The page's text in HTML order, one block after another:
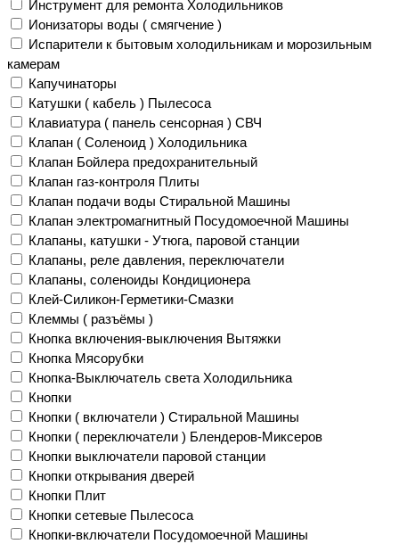
Инструмент для ремонта Холодильников
Ионизаторы воды ( смягчение )
Испарители к бытовым холодильникам и морозильным
камерам
Капучинаторы
Катушки ( кабель ) Пылесоса
Клавиатура ( панель сенсорная ) СВЧ
Клапан ( Соленоид ) Холодильника
Клапан Бойлера предохранительный
Клапан газ-контроля Плиты
Клапан подачи воды Стиральной Машины
Клапан электромагнитный Посудомоечной Машины
Клапаны, катушки - Утюга, паровой станции
Клапаны, реле давления, переключатели
Клапаны, соленоиды Кондиционера
Клей-Силикон-Герметики-Смазки
Клеммы ( разъёмы )
Кнопка включения-выключения Вытяжки
Кнопка Мясорубки
Кнопка-Выключатель света Холодильника
Кнопки
Кнопки ( включатели ) Стиральной Машины
Кнопки ( переключатели ) Блендеров-Миксеров
Кнопки выключатели паровой станции
Кнопки открывания дверей
Кнопки Плит
Кнопки сетевые Пылесоса
Кнопки-включатели Посудомоечной Машины